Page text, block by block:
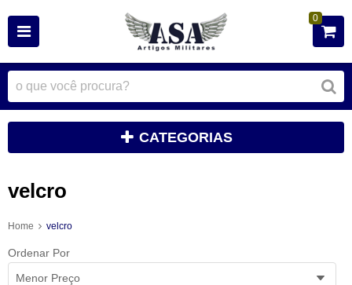
0
CATEGORIAS
velcro
Home velcro
Ordenar Por
Menor Preço